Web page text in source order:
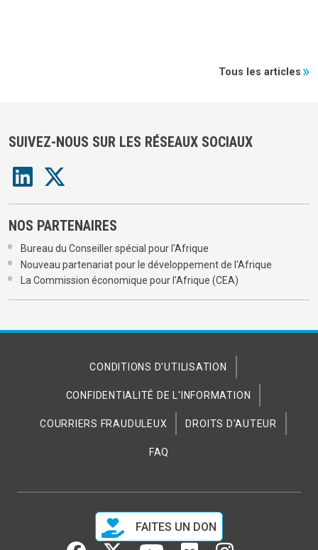
Tous les articles
SUIVEZ-NOUS SUR LES RÉSEAUX SOCIAUX
NOS PARTENAIRES
Bureau du Conseiller spécial pour l'Afrique
Nouveau partenariat pour le développement de l'Afrique
La Commission économique pour l'Afrique (CEA)
CONDITIONS D'UTILISATION
CONFIDENTIALITÉ DE L'INFORMATION
COURRIERS FRAUDULEUX DROITS D'AUTEUR
FAQ
FAITES UN DON